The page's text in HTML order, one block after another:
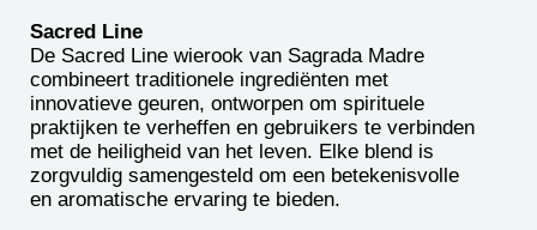
Sacred Line
De Sacred Line wierook van Sagrada Madre
combineert traditionele ingrediënten met
innovatieve geuren, ontworpen om spirituele
praktijken te verheffen en gebruikers te verbinden
met de heiligheid van het leven. Elke blend is
zorgvuldig samengesteld om een betekenisvolle
en aromatische ervaring te bieden.